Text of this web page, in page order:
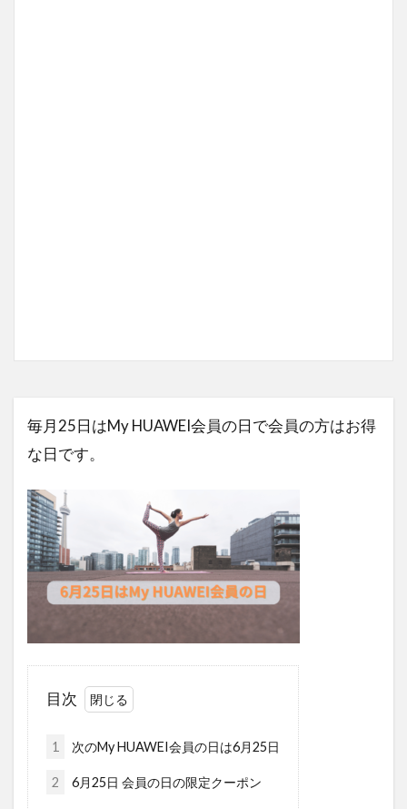
毎月25日はMy HUAWEI会員の日で会員の方はお得
な日です。
目次
1 次のMy HUAWEI会員の日は6月25日
2 6月25日 会員の日の限定クーポン